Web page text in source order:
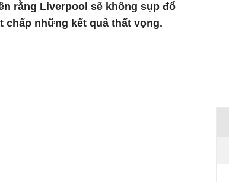
rằng Liverpool sẽ không sụp đổ
chấp những kết quả thất vọng.